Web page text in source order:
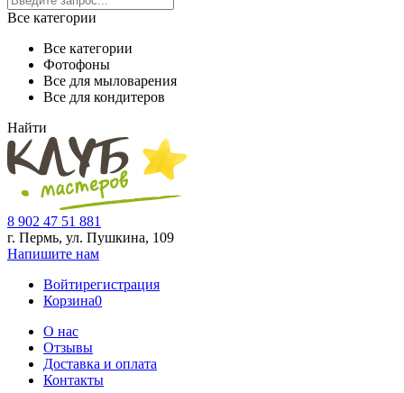
Все категории
Все категории
Фотофоны
Все для мыловарения
Все для кондитеров
Найти
8 902 47 51 881
г. Пермь, ул. Пушкина, 109
Напишите нам
Войтирегистрация
Корзина0
О нас
Отзывы
Доставка и оплата
Контакты